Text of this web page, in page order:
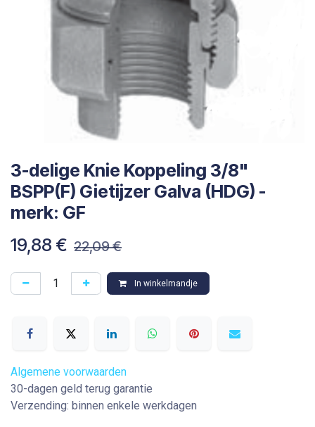
3-delige Knie Koppeling 3/8"
BSPP(F) Gietijzer Galva (HDG) -
merk: GF
19,88 € 22,09€
In winkelmandje
Algemene voorwaarden
30-dagen geld terug garantie
Verzending: binnen enkele werkdagen